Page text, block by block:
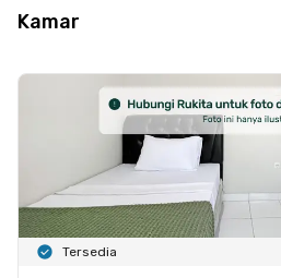
Kamar
Tersedia